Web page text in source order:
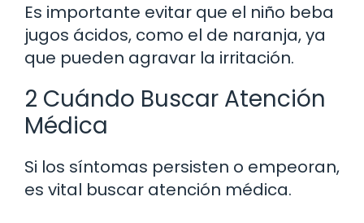
Es importante evitar que el niño beba
jugos ácidos, como el de naranja, ya
que pueden agravar la irritación.
2 Cuándo Buscar Atención
Médica
Si los síntomas persisten o empeoran,
es vital buscar atención médica.